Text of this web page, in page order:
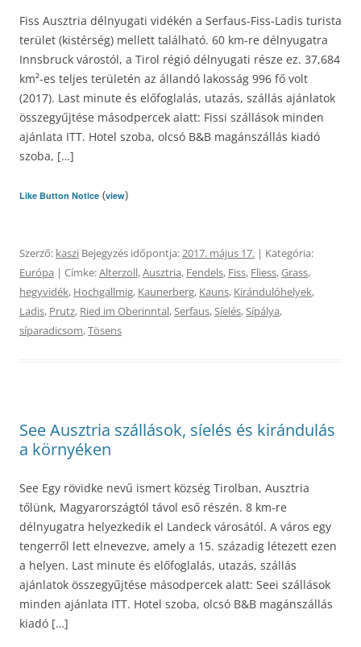
Fiss Ausztria délnyugati vidékén a Serfaus-Fiss-Ladis turista
terület (kistérség) mellett található. 60 km-re délnyugatra
Innsbruck várostól, a Tirol régió délnyugati része ez. 37,684
km²-es teljes területén az állandó lakosság 996 fő volt
(2017). Last minute és előfoglalás, utazás, szállás ajánlatok
összegyűjtése másodpercek alatt: Fissi szállások minden
ajánlata ITT. Hotel szoba, olcsó B&B magánszállás kiadó
szoba, […]
Like Button Notice (view)
Szerző: kaszi Bejegyzés időpontja:2017. május 17. | Kategória:
Európa | Címke:Alterzoll,Ausztria, Fendels, Fiss, Fliess,Grass,
hegyvidék, Hochgallmig, Kaunerberg, Kauns, Kirándulóhelyek,
Ladis, Prutz, Ried im Oberinntal,Serfaus,Síelés,Sípálya,
síparadicsom,Tösens
See Ausztria szállások, síelés és kirándulás
a környéken
See Egy rövidke nevű ismert község Tirolban, Ausztria
tőlünk, Magyarországtól távol eső részén. 8 km-re
délnyugatra helyezkedik el Landeck városától. A város egy
tengerről lett elnevezve, amely a 15. századig létezett ezen
a helyen. Last minute és előfoglalás, utazás, szállás
ajánlatok összegyűjtése másodpercek alatt: Seei szállások
minden ajánlata ITT. Hotel szoba, olcsó B&B magánszállás
kiadó […]